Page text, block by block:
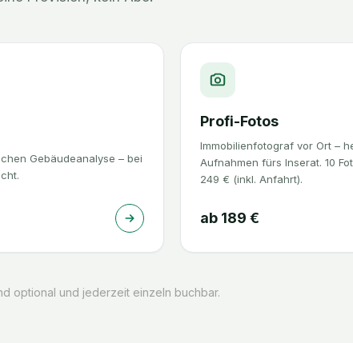
Gebäudeanalyse – bei
Profi-Fotos
Immobilienfotograf vor Ort –
Aufnahmen fürs Inserat. 10
249 € (inkl. Anfahrt).
ab 189 €
optional und jederzeit einzeln buchbar.